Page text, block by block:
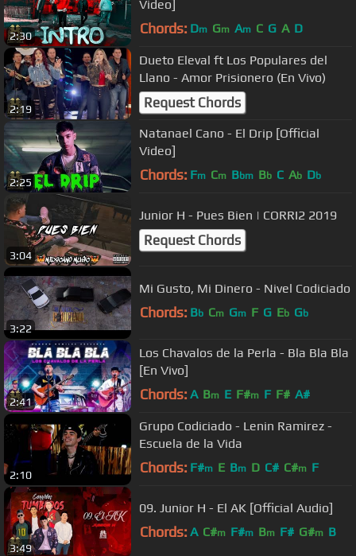
2:30
Video]
Chords: Dm Gm Am C G A D
2:19
Dueto Eleval ft Los Populares del
Llano - Amor Prisionero (En Vivo)
Request Chords
2:25
Natanael Cano - El Drip [Official
Video]
Chords: Fm Cm Bbm Bb C Ab Db
3:04
Junior H - Pues Bien | CORRI2 2019
Request Chords
3:22
Mi Gusto, Mi Dinero - Nivel Codiciado
Chords: Bb Cm Gm F G Eb Gb
2:41
Los Chavalos de la Perla - Bla Bla Bla
[En Vivo]
Chords: A Bm E F#m F F# A#
2:10
Grupo Codiciado - Lenin Ramirez -
Escuela de la Vida
Chords: F#m E Bm D C# C#m F
3:49
09. Junior H - El AK [Official Audio]
Chords: A C#m F#m Bm F# G#m B